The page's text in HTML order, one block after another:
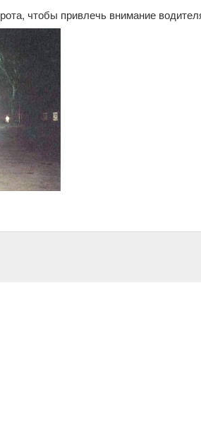
чтобы привлечь внимание